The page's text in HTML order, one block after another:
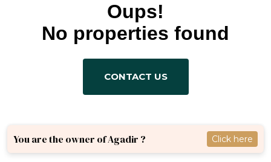
Oups!
No properties found
CONTACT US
You are the owner of Agadir ? Click here